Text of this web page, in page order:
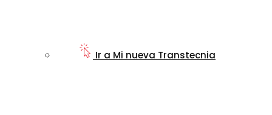
Ir a Mi nueva Transtecnia